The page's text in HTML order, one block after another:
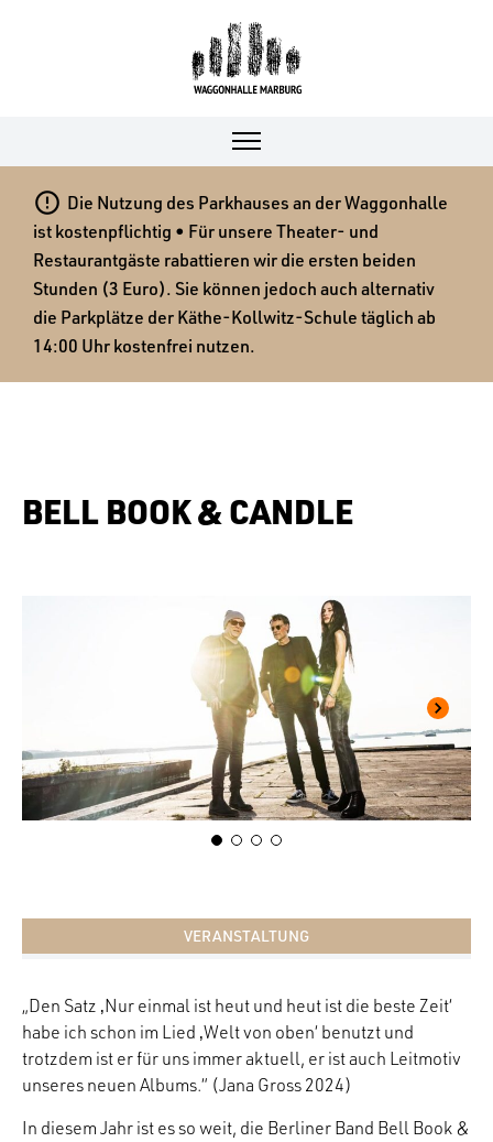
 Die Nutzung des Parkhauses an der Waggonhalle
ist kostenpflichtig • Für unsere Theater- und
Restaurantgäste rabattieren wir die ersten beiden
Stunden (3 Euro). Sie können jedoch auch alternativ
die Parkplätze der Käthe-Kollwitz-Schule täglich ab
14:00 Uhr kostenfrei nutzen.
BELL BOOK & CANDLE
VERANSTALTUNG
„Den Satz ‚Nur einmal ist heut und heut ist die beste Zeit‘
habe ich schon im Lied ‚Welt von oben‘ benutzt und
trotzdem ist er für uns immer aktuell, er ist auch Leitmotiv
unseres neuen Albums.“ (Jana Gross 2024)
In diesem Jahr ist es so weit, die Berliner Band Bell Book &